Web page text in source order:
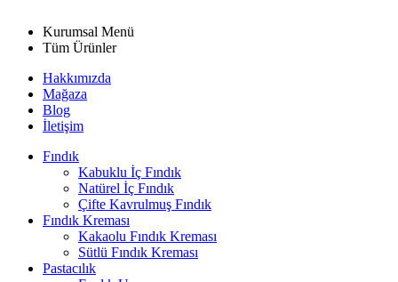
Kurumsal Menü
Tüm Ürünler
Hakkımızda
Mağaza
Blog
İletişim
Fındık
Kabuklu İç Fındık
Natürel İç Fındık
Çifte Kavrulmuş Fındık
Fındık Kreması
Kakaolu Fındık Kreması
Sütlü Fındık Kreması
Pastacılık